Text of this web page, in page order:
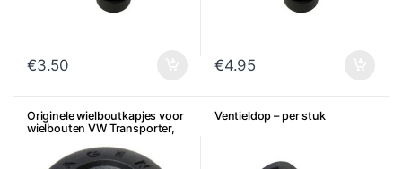
€3.50 €4.95
Originele wielboutkapjes voor
wielbouten VW Transporter,
Ventieldop – per stuk